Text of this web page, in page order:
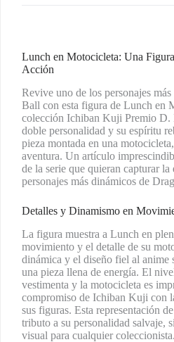
Lunch en Motocicleta: Una
Acción
Revive uno de los personajes
Ball con esta figura de Lunch en
colección Ichiban Kuji Premio D.
doble personalidad y su espíritu
pieza montada en una
aventura. Un artículo
de la serie que quieran capturar la
personajes más dinámicos de
Detalles y Dinamismo en
La figura muestra a Lunch en
movimiento y el detalle de su
dinámica y el diseño fiel al anime
una pieza llena de energía. El
vestimenta y la motocicleta es
compromiso de Ichiban Kuji con
sus figuras. Esta representación
tributo a su personalidad salvaje,
visual para cualquier coleccionista.